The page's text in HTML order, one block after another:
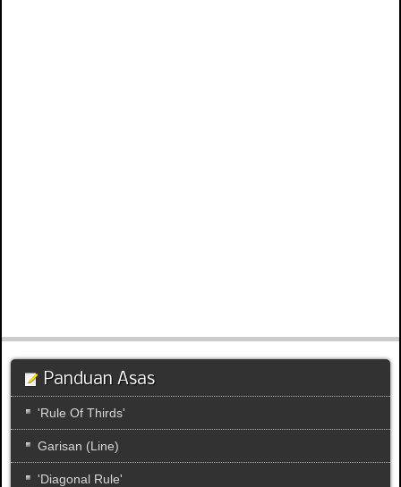
Panduan Asas
'Rule Of Thirds'
Garisan (Line)
'Diagonal Rule'